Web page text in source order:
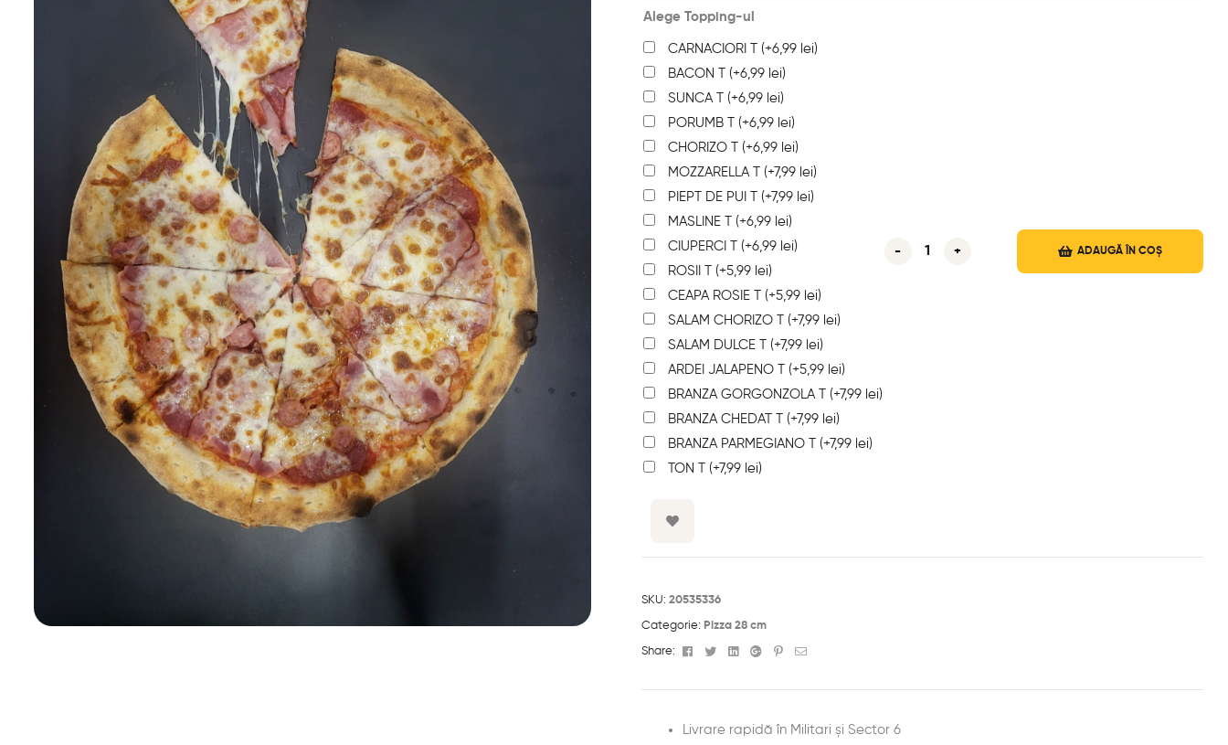
Alege Topping-ul
CARNACIORI T (+6,99 lei)
BACON T (+6,99 lei)
SUNCA T (+6,99 lei)
PORUMB T (+6,99 lei)
CHORIZO T (+6,99 lei)
MOZZARELLA T (+7,99 lei)
PIEPT DE PUI T (+7,99 lei)
MASLINE T (+6,99 lei)
CIUPERCI T (+6,99 lei)
ROSII T (+5,99 lei)
CEAPA ROSIE T (+5,99 lei)
SALAM CHORIZO T (+7,99 lei)
SALAM DULCE T (+7,99 lei)
ARDEI JALAPENO T (+5,99 lei)
BRANZA GORGONZOLA T (+7,99 lei)
BRANZA CHEDAT T (+7,99 lei)
BRANZA PARMEGIANO T (+7,99 lei)
TON T (+7,99 lei)
- + ADAUGĂ ÎN COȘ
SKU: 20535336
Categorie: Pizza 28 cm
Share: Facebook
TwitterLinkedinGoogle+Pinterest
Email
Livrare rapidă în Militari și Sector 6